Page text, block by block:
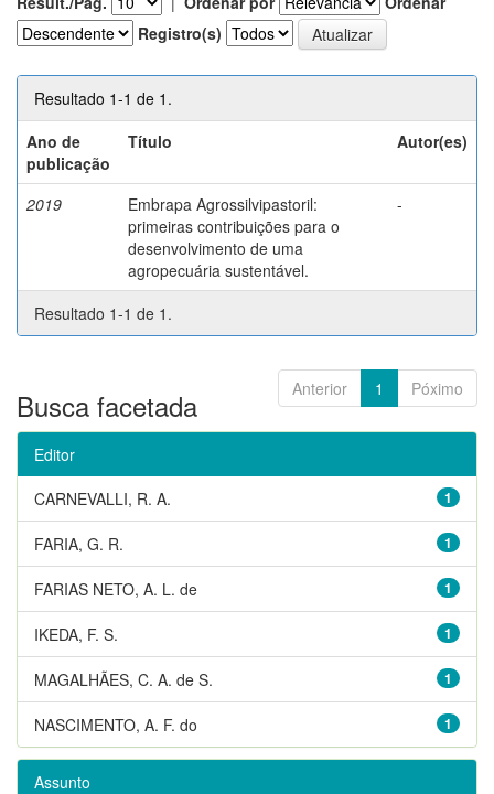
Registro(s)
Resultado 1-1 de 1.
Ano de
publicação
Título Autor(es)
2019
Embrapa Agrossilvipastoril:
primeiras contribuições para o
desenvolvimento de uma
agropecuária sustentável.
-
Resultado 1-1 de 1.
Anterior 1 Póximo
Busca facetada
Editor
1
CARNEVALLI, R. A.
1
FARIA, G. R.
1
FARIAS NETO, A. L. de
1
IKEDA, F. S.
1
MAGALHÃES, C. A. de S.
1
NASCIMENTO, A. F. do
Assunto